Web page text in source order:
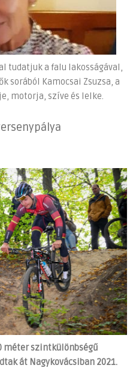
tudatjuk a falu lakosságával,
sorából Kamocsai Zsuzsa, a
motorja, szíve és lelke.
méter szintkülönbségű
át Nagykovácsiban 2021.